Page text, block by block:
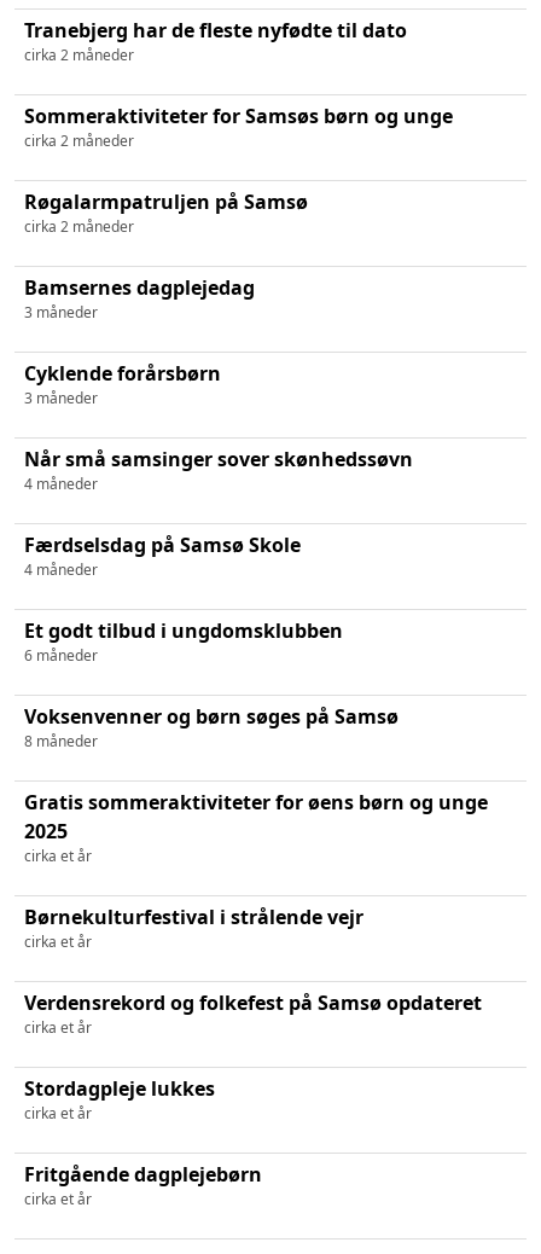
Tranebjerg har de fleste nyfødte til dato
cirka 2 måneder
Sommeraktiviteter for Samsøs børn og unge
cirka 2 måneder
Røgalarmpatruljen på Samsø
cirka 2 måneder
Bamsernes dagplejedag
3 måneder
Cyklende forårsbørn
3 måneder
Når små samsinger sover skønhedssøvn
4 måneder
Færdselsdag på Samsø Skole
4 måneder
Et godt tilbud i ungdomsklubben
6 måneder
Voksenvenner og børn søges på Samsø
8 måneder
Gratis sommeraktiviteter for øens børn og unge
2025
cirka et år
Børnekulturfestival i strålende vejr
cirka et år
Verdensrekord og folkefest på Samsø opdateret
cirka et år
Stordagpleje lukkes
cirka et år
Fritgående dagplejebørn
cirka et år